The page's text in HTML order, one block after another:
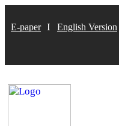
E-paper English Version